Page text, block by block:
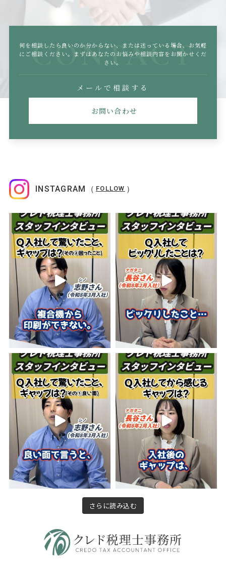
CONTACT
何を相談したら良いのか分からない、または迷っている場合、 お気軽
にご相談ください。まずはあなたのお悩みや相談内容をお聞かせくだ
さい。
メールで相談する
お問い合わせ
INSTAGRAM（ FOLLOW ）
さらに読み込む